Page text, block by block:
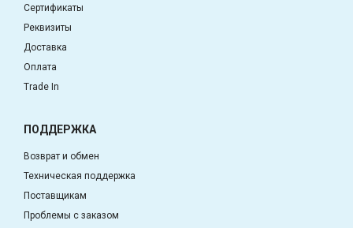
Сертификаты
Реквизиты
Доставка
Оплата
Trade In
ПОДДЕРЖКА
Возврат и обмен
Техническая поддержка
Поставщикам
Проблемы с заказом